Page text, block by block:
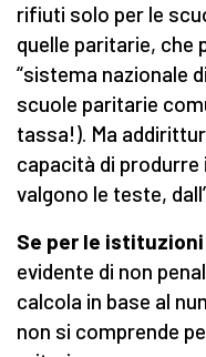
rifiuti solo per le
quelle paritarie, che
“sistema nazionale
scuole paritarie
tassa!). Ma
capacità di
valgono le teste,
Se per le
evidente di non
calcola in base al
non si comprende